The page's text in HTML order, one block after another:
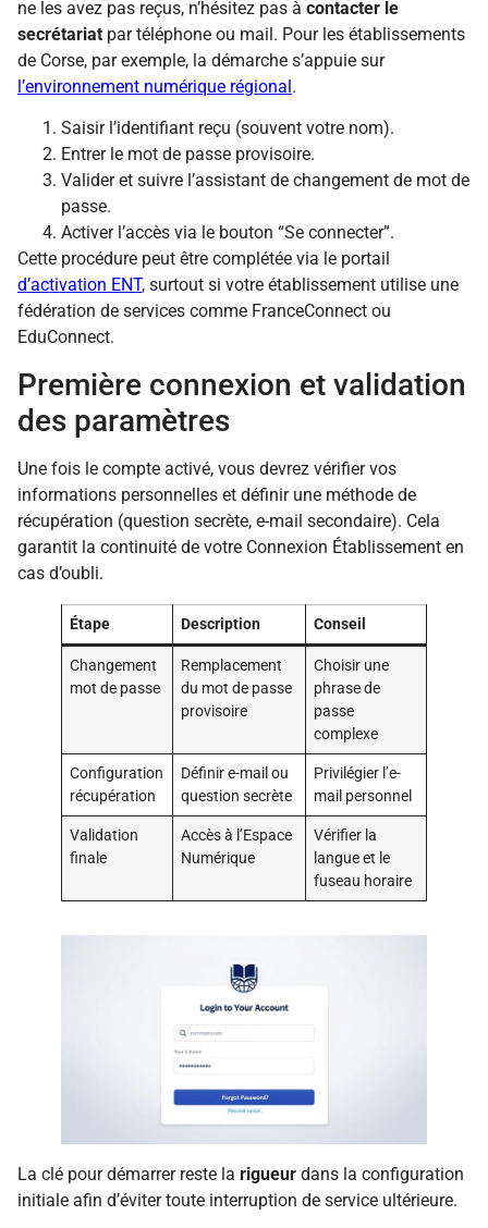
ne les avez pas reçus, n’hésitez pas à contacter le
secrétariat par téléphone ou mail. Pour les établissements
de Corse, par exemple, la démarche s’appuie sur
l’environnement numérique régional.
Saisir l’identifiant reçu (souvent votre nom).
Entrer le mot de passe provisoire.
Valider et suivre l’assistant de changement de mot de
passe.
Activer l’accès via le bouton “Se connecter”.
Cette procédure peut être complétée via le portail
d’activation ENT, surtout si votre établissement utilise une
fédération de services comme FranceConnect ou
EduConnect.
Première connexion et validation
des paramètres
Une fois le compte activé, vous devrez vérifier vos
informations personnelles et définir une méthode de
récupération (question secrète, e-mail secondaire). Cela
garantit la continuité de votre Connexion Établissement en
cas d’oubli.
Étape Description Conseil
Changement
mot de passe
Remplacement
du mot de passe
provisoire
Choisir une
phrase de
passe
complexe
Configuration
récupération
Définir e-mail ou
question secrète
Privilégier l’e-
mail personnel
Validation
finale
Accès à l’Espace
Numérique
Vérifier la
langue et le
fuseau horaire
La clé pour démarrer reste la rigueur dans la configuration
initiale afin d’éviter toute interruption de service ultérieure.